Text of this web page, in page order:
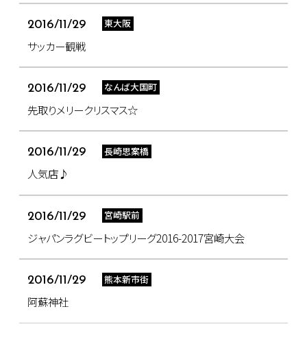
2016/11/29 東大阪
サッカー観戦
2016/11/29 なんば大国町
先取りメリークリスマス☆
2016/11/29 長崎思案橋
人気店♪
2016/11/29 宮崎駅前
ジャパンラグビートップリーグ2016-2017宮崎大会
2016/11/29 熊本新市街
阿蘇神社